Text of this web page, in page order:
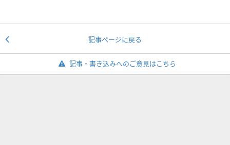
記事ページに戻る
記事・書き込みへのご意見はこちら